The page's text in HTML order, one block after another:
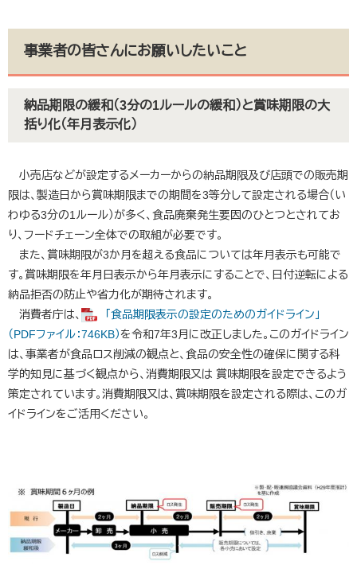
事業者の皆さんにお願いしたいこと
納品期限の緩和（3分の1ルールの緩和）と賞味期限の大
括り化（年月表示化）
小売店などが設定するメーカーからの納品期限及び店頭での販売期
限は、製造日から賞味期限までの期間を3等分して設定される場合（い
わゆる3分の1ルール）が多く、食品廃棄発生要因のひとつとされてお
り、フードチェーン全体での取組が必要です。
また、賞味期限が3か月を超える食品については年月表示も可能で
す。賞味期限を年月日表示から年月表示にすることで、日付逆転による
納品拒否の防止や省力化が期待されます。
消費者庁は、
「食品期限表示の設定のためのガイドライン」
（PDFファイル：746KB）を令和7年3月に改正しました。このガイドライン
は、事業者が食品ロス削減の観点と、食品の安全性の確保に関する科
学的知見に基づく観点から、消費期限又は 賞味期限を設定できるよう
策定されています。消費期限又は、賞味期限を設定される際は、このガ
イドラインをご活用ください。